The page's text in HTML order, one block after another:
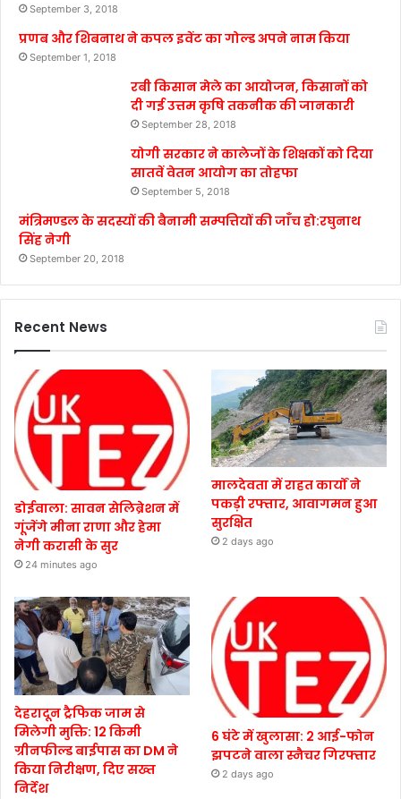
September 3, 2018
प्रणब और शिबनाथ ने कपल इवेंट का गोल्ड अपने नाम किया
September 1, 2018
रबी किसान मेले का आयोजन, किसानों को
दी गई उत्तम कृषि तकनीक की जानकारी
September 28, 2018
योगी सरकार ने कालेजों के शिक्षकों को दिया
सातवें वेतन आयोग का तोहफा
September 5, 2018
मंत्रिमण्डल के सदस्यों की बैनामी सम्पत्तियों की जाँच हो:रघुनाथ
सिंह नेगी
September 20, 2018
Recent News
डोईवाला: सावन सेलिब्रेशन में
गूंजेंगे मीना राणा और हेमा
नेगी करासी के सुर
24 minutes ago
मालदेवता में राहत कार्यों ने
पकड़ी रफ्तार, आवागमन हुआ
सुरक्षित
2 days ago
देहरादून ट्रैफिक जाम से
मिलेगी मुक्ति: 12 किमी
ग्रीनफील्ड बाईपास का DM ने
किया निरीक्षण, दिए सख्त
निर्देश
6 घंटे में खुलासा: 2 आई-फोन
झपटने वाला स्नैचर गिरफ्तार
2 days ago